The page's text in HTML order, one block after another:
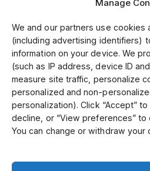
Manage
We and our partners use cookies
(including advertising identifiers)
information on your device. We
(such as IP address, device ID
measure site traffic, personalize
personalized and non-
personalization). Click “Accept”
decline, or “View preferences”
You can change or withdraw your
Om oss
Jens S. Transmissioner levererar
samarbete med världsledande
ledande position i Skandinavien,
och kundservice kan vi erbjuda ett
konkurrenskraftiga priser. Kund-
produkter tillverkar vi i vår
certifierade enligt ISO 9001, 14001